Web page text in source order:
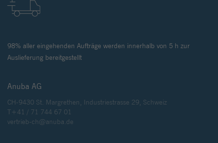
98% aller eingehenden Aufträge werden innerhalb von 5 h zur
Auslieferung bereitgestellt
Anuba AG
CH-9430 St. Margrethen, Industriestrasse 29, Schweiz
T+41 / 71 744 67 01
vertrieb-ch@anuba.de